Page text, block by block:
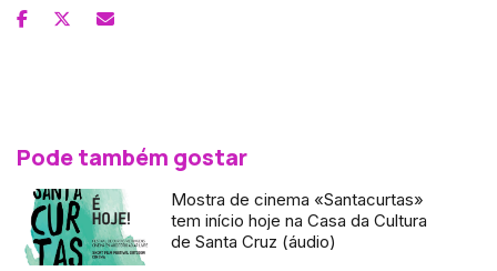
Pode também gostar
Mostra de cinema «Santacurtas»
tem início hoje na Casa da Cultura
de Santa Cruz (áudio)